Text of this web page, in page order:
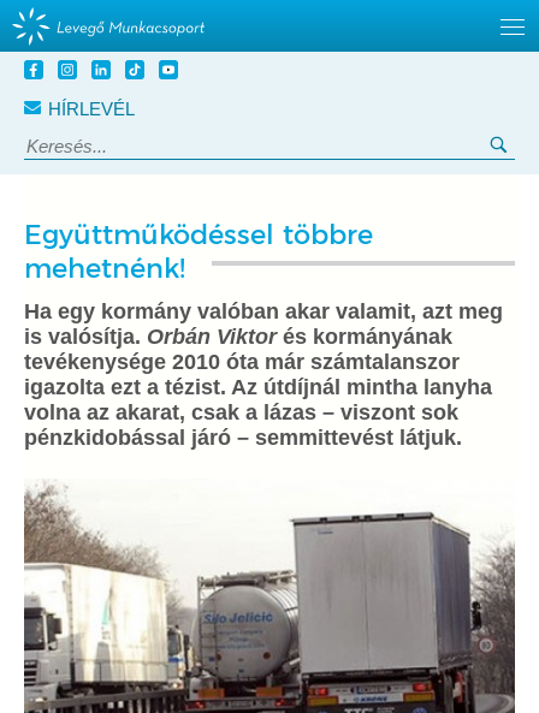
Tovább
tartalomra
HÍRLEVÉL
Keresés:
Együttműködéssel többre
mehetnénk!
Ha egy kormány valóban akar valamit, azt meg
is valósítja. Orbán Viktorés kormányának
tevékenysége 2010 óta már számtalanszor
igazolta ezt a tézist. Az útdíjnál mintha lanyha
volna az akarat, csak a lázas – viszont sok
pénzkidobással járó – semmittevést látjuk.